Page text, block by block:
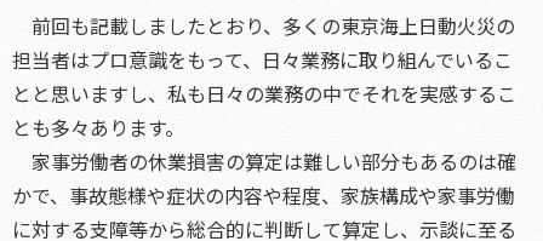
前回も記載しましたとおり、多くの東京海上日動火災の
担当者はプロ意識をもって、日々業務に取り組んでいるこ
とと思いますし、私も日々の業務の中でそれを実感するこ
とも多々あります。
家事労働者の休業損害の算定は難しい部分もあるのは確
かで、事故態様や症状の内容や程度、家族構成や家事労働
に対する支障等から総合的に判断して算定し、示談に至る